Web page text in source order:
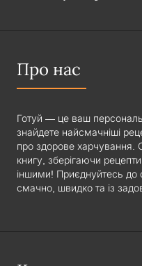
Про нас
Готуй — це ваш
знайдете найсмачніші
про здорове харчування.
книгу, зберігаючи
іншими! Приєднуйтесь до
смачно, швидко та із